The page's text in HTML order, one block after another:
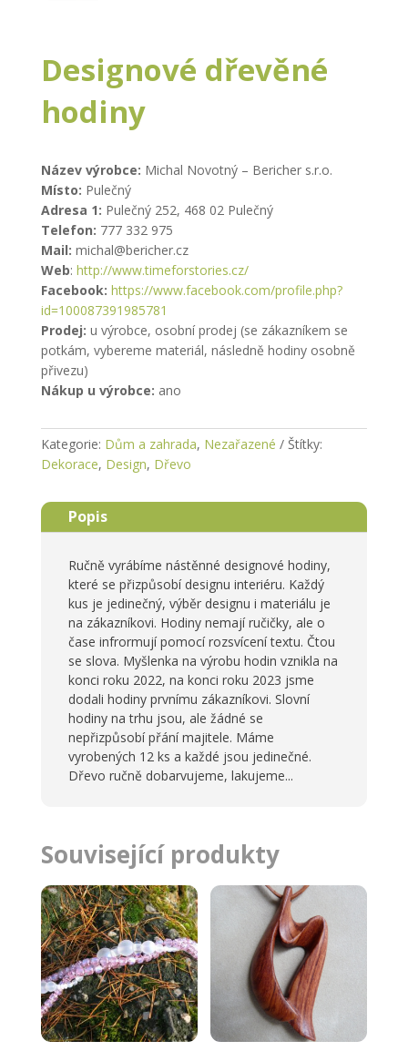
Designové dřevěné
hodiny
Název výrobce: Michal Novotný – Bericher s.r.o.
Místo: Pulečný
Adresa 1: Pulečný 252, 468 02 Pulečný
Telefon: 777 332 975
Mail: michal@bericher.cz
Web: http://www.timeforstories.cz/
Facebook: https://www.facebook.com/profile.php?
id=100087391985781
Prodej: u výrobce, osobní prodej (se zákazníkem se
potkám, vybereme materiál, následně hodiny osobně
přivezu)
Nákup u výrobce: ano
Kategorie: Dům a zahrada, Nezařazené
Štítky:
Dekorace, Design, Dřevo
Popis
Ručně vyrábíme nástěnné designové hodiny,
které se přizpůsobí designu interiéru. Každý
kus je jedinečný, výběr designu i materiálu je
na zákazníkovi. Hodiny nemají ručičky, ale o
čase infrormují pomocí rozsvícení textu. Čtou
se slova. Myšlenka na výrobu hodin vznikla na
konci roku 2022, na konci roku 2023 jsme
dodali hodiny prvnímu zákazníkovi. Slovní
hodiny na trhu jsou, ale žádné se
nepřizpůsobí přání majitele. Máme
vyrobených 12 ks a každé jsou jedinečné.
Dřevo ručně dobarvujeme, lakujeme...
Související produkty